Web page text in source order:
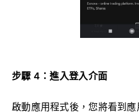
步驟 4：進入登入介面
啟動應用程式後，您將看到